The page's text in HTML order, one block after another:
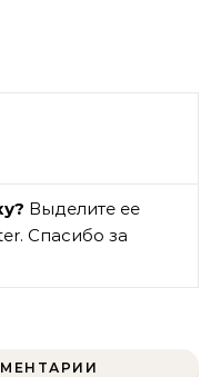
Выделите ее
Спасибо за